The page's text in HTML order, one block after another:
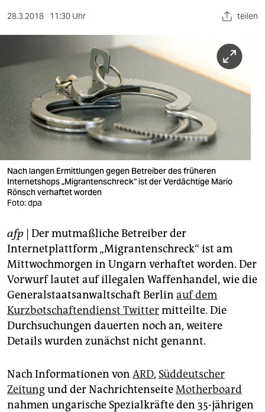
sport
nord
wahrheit
verlag
veranstaltungen
shop
unterstützen
abo
genossenschaft
epaper login
28.3.2018 11:30 Uhr teilen
Nach langen Ermittlungen gegen Betreiber des früheren
Internetshops „Migrantenschreck“ ist der Verdächtige Mario
Rönsch verhaftet worden
Foto: dpa
afp | Der mutmaßliche Betreiber der
Internetplattform „Migrantenschreck“ ist am
Mittwochmorgen in Ungarn verhaftet worden. Der
Vorwurf lautet auf illegalen Waffenhandel, wie die
Generalstaatsanwaltschaft Berlin auf dem
Kurzbotschaftendienst Twittermitteilte. Die
Durchsuchungen dauerten noch an, weitere
Details wurden zunächst nicht genannt.
Nach Informationen von ARD, Süddeutscher
Zeitungund der NachrichtenseiteMotherboard
nahmen ungarische Spezialkräfte den 35-jährigen